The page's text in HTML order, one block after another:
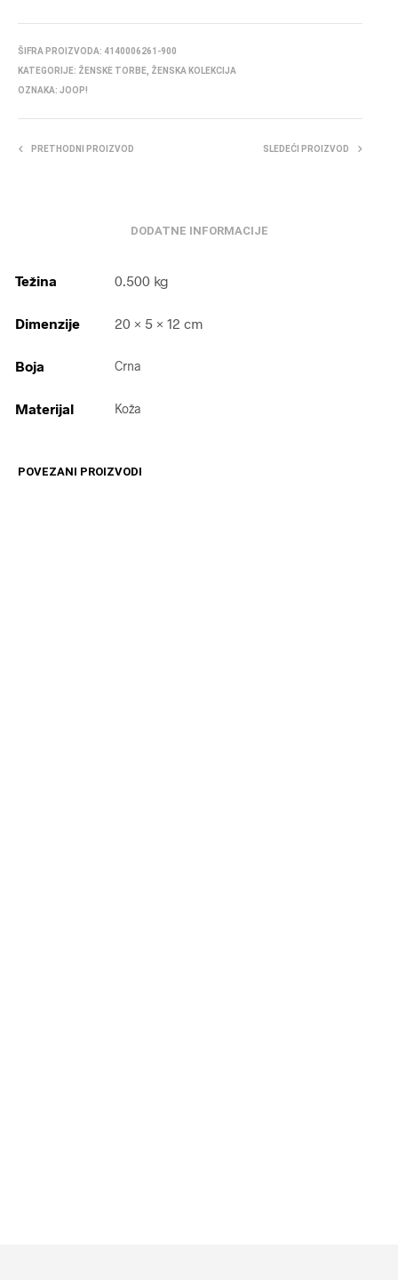
ŠIFRA PROIZVODA: 4140006261-900
KATEGORIJE: ŽENSKE TORBE ŽENSKA KOLEKCIJA
OZNAKA: JOOP!
PRETHODNI PROIZVOD SLEDEĆI PROIZVOD
DODATNE INFORMACIJE
Težina 0.500 kg
Dimenzije 20 × 5 × 12 cm
Boja Crna
Materijal Koža
POVEZANI PROIZVODI